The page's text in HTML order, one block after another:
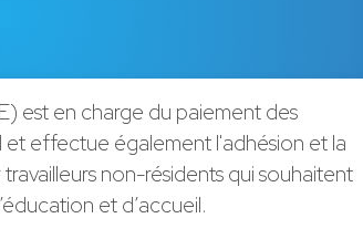
est en charge du paiement des
effectue également l'adhésion et la
non-résidents qui souhaitent
et d’accueil.